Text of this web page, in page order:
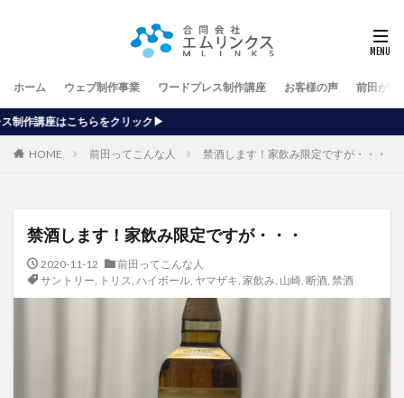
ホーム ウェブ制作事業 ワードプレス制作講座 お客様の声 前田が行
HOME 前田ってこんな人 禁酒します！家飲み限定ですが・・・
禁酒します！家飲み限定ですが・・・
2020-11-12
前田ってこんな人
サントリー, トリス, ハイボール, ヤマザキ, 家飲み, 山崎, 断酒, 禁酒